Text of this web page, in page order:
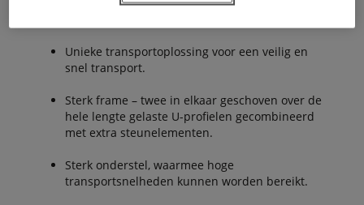
Unieke transportoplossing voor een veilig en
snel transport.
Sterk frame – twee in elkaar geschoven over de
hele lengte gelaste U-profielen gecombineerd
met extra steunelementen.
Sterk onderstel, waarmee hoge
transportsnelheden kunnen worden bereikt.